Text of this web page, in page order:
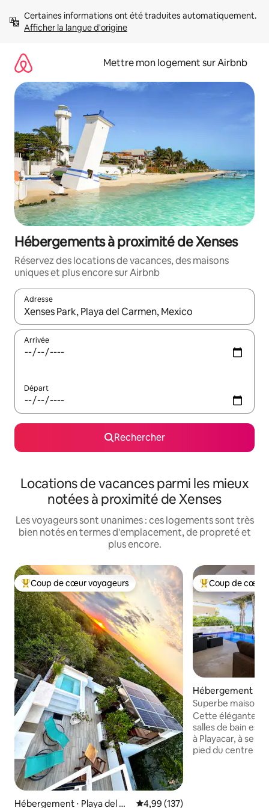
directement
Afficher la langue d'origine
Mettre mon logement sur Airbnb
Hébergements à proximité de Xenses
Réservez des locations de vacances, des maisons
uniques et plus encore sur Airbnb
Adresse
Lorsque les résultats s'affichent, utilisez les flèches vers le
Arrivée
Départ
Rechercher
Locations de vacances parmi les mieux
notées à proximité de Xenses
Les voyageurs sont unanimes : ces logements sont très
bien notés en termes d'emplacement, de propreté et
plus encore.
Coups de cœur voyageurs les plus appréciés
Coup de cœur voyageurs
Hébergement ⋅ Playa del Ca
Évaluation moyenne sur la
4,99 (137)
Coups de cœur
Coup de cœur
Hébergement ⋅
rmen
Superbe maison
piscine privée
Cette élégante
salles de bain est
à Playacar, à
pied du centre de